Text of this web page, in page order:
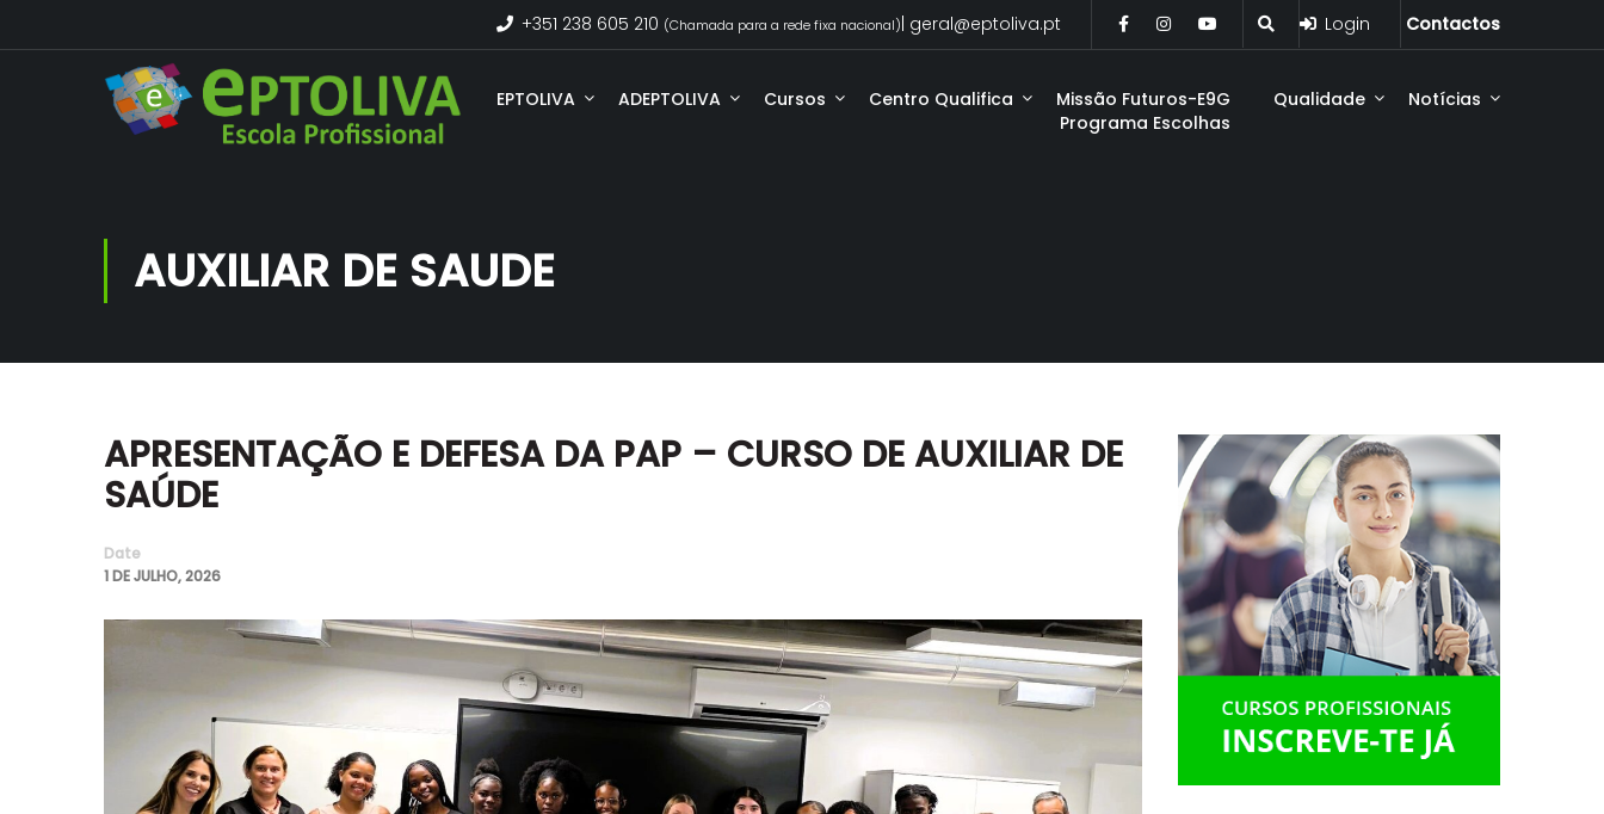
Login Contactos
+351 238 605 210 (Chamada para a rede fixa nacional) | geral@eptoliva.pt
EPTOLIVA ADEPTOLIVA Cursos Centro Qualifica
Missão Futuros-E9G
Programa Escolhas
Qualidade Notícias
AUXILIAR DE SAUDE
APRESENTAÇÃO E DEFESA DA PAP – CURSO DE AUXILIAR DE
SAÚDE
Date
1 DE JULHO, 2026